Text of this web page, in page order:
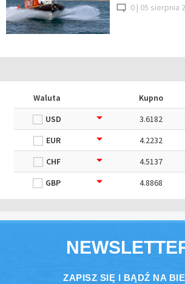
0 | 05 sierpnia
Waluta Kupno
USD
3.6182
EUR
4.2232
CHF
4.5137
GBP
4.8868
ZAPISZ SIĘ I BĄDŹ NA